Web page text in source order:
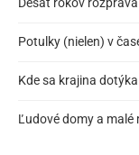
Potulky (nielen) v
Kde sa krajina
Ľudové domy a malé